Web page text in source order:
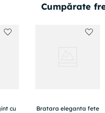
Cumpărate
cu
Bratara eleganta fete